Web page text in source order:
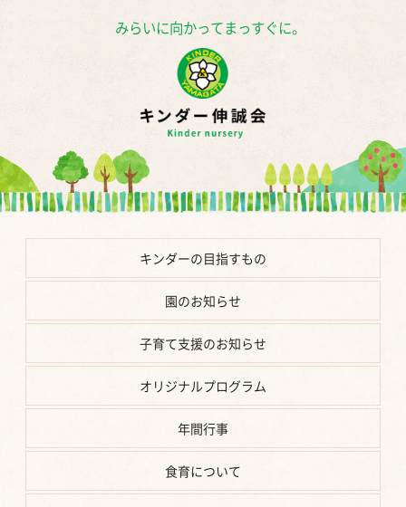
キンダーの目指すもの
園のお知らせ
子育て支援のお知らせ
オリジナルプログラム
年間行事
食育について